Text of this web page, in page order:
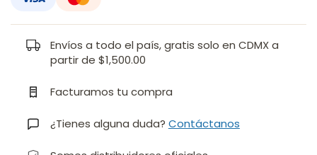
Envíos a todo el país, gratis solo en CDMX a
partir de $1,500.00
Facturamos tu compra
¿Tienes alguna duda? Contáctanos